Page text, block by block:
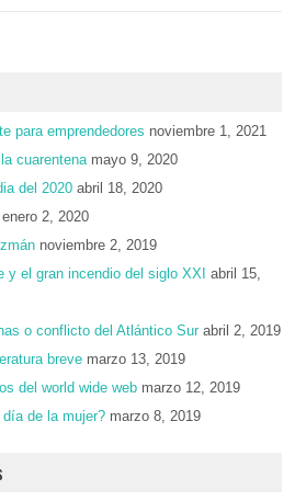
para emprendedores noviembre 1, 2021
cuarentena mayo 9, 2020
del 2020 abril 18, 2020
enero 2, 2020
noviembre 2, 2019
y el gran incendio del siglo XXI
abril 15,
o conflicto del Atlántico Sur abril 2, 2019
breve marzo 13, 2019
del world wide web marzo 12, 2019
de la mujer? marzo 8, 2019